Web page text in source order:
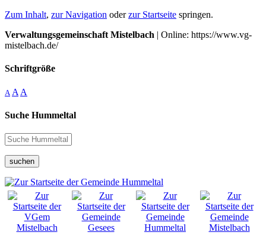
Zum Inhalt, zur Navigation oderzur Startseite springen.
Verwaltungsgemeinschaft Mistelbach | Online: https://www.vg-
mistelbach.de/
Schriftgröße
A A A
Suche Hummeltal
suchen